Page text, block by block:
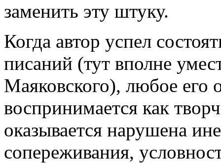
заменить эту штуку.
Когда автор успел
писаний (тут вполне
Маяковского), любое его
воспринимается как
оказывается нарушена
сопереживания,